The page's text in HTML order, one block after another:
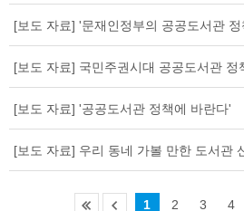
[보도 자료] '공공도서관 정책에 바란다'
[보도 자료] 우리 동네 가볼 만한 도서관
1 2 3 4